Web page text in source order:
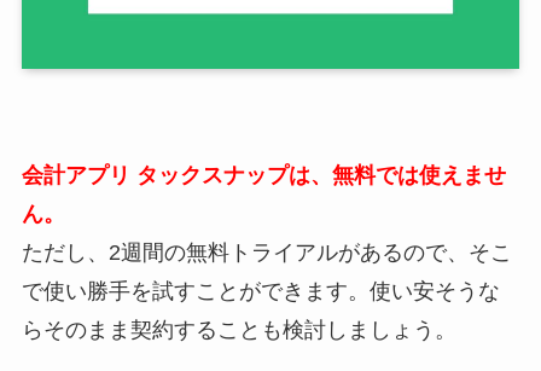
会計アプリ タックスナップは、無料では使えませ
ん。
ただし、2週間の無料トライアルがあるので、そこ
で使い勝手を試すことができます。使い安そうな
らそのまま契約することも検討しましょう。